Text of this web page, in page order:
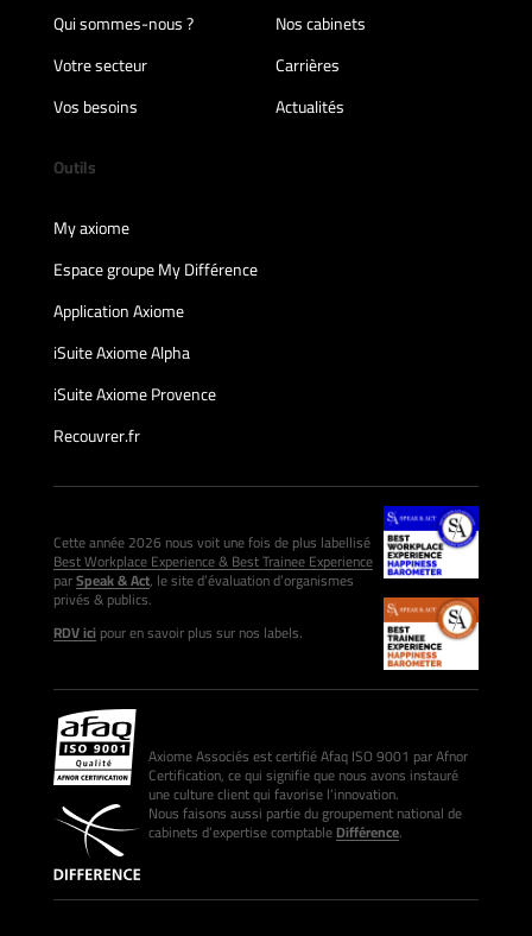
Qui sommes-nous ?
Nos cabinets
Votre secteur
Carrières
Vos besoins
Actualités
Outils
My axiome
Espace groupe My Différence
Application Axiome
iSuite Axiome Alpha
iSuite Axiome Provence
Recouvrer.fr
Cette année 2026 nous voit une fois de plus labellisé
Best Workplace Experience & Best Trainee Experience
parSpeak & Act, le site d’évaluation d’organismes
privés & publics.
RDV icipour en savoir plus sur nos labels.
Axiome Associés est certifié Afaq ISO 9001 par Afnor
Certification, ce qui signifie que nous avons instauré
une culture client qui favorise l’innovation.
Nous faisons aussi partie du groupement national de
cabinets d’expertise comptableDifférence.